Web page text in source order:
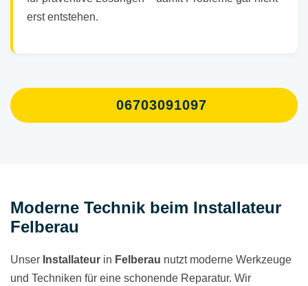
erst entstehen.
06703091097
Moderne Technik beim Installateur
Felberau
Unser Installateur in Felberau nutzt moderne Werkzeuge
und Techniken für eine schonende Reparatur. Wir